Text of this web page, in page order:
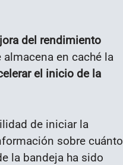
del rendimiento
en caché la
el inicio de la
de iniciar la
sobre cuánto
la bandeja ha sido